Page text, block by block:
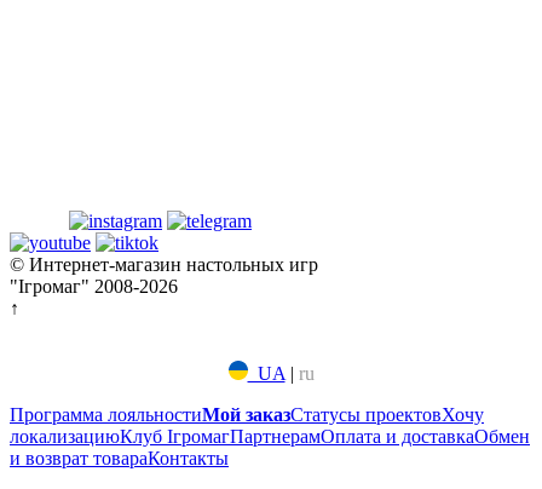
© Интернет-магазин настольных игр
"Ігромаг" 2008-2026
↑
UA | ru
Программа лояльностиМой заказСтатусы проектовХочу
локализациюКлуб ІгромагПартнерамОплата и доставкаОбмен
и возврат товараКонтакты